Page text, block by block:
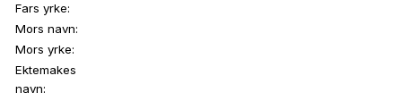
Fars yrke:
Mors navn:
Mors yrke:
Ektemakes
navn: